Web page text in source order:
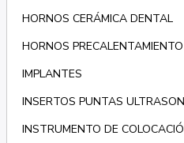
HORNOS CERÁMICA DENTAL
HORNOS PRECALENTAMIENTO
IMPLANTES
INSERTOS PUNTAS
INSTRUMENTO DE